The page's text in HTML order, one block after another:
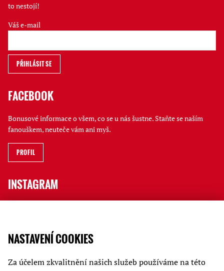
to nestojí!
Váš e-mail
FACEBOOK
Bonusové informace o všem, co se u nás šustne. Staňte se naším
fanouškem, neuteče vám ani myš.
PROFIL
INSTAGRAM
PROFIL
NASTAVENÍ COOKIES
Za účelem zkvalitnění našich služeb používáme na této